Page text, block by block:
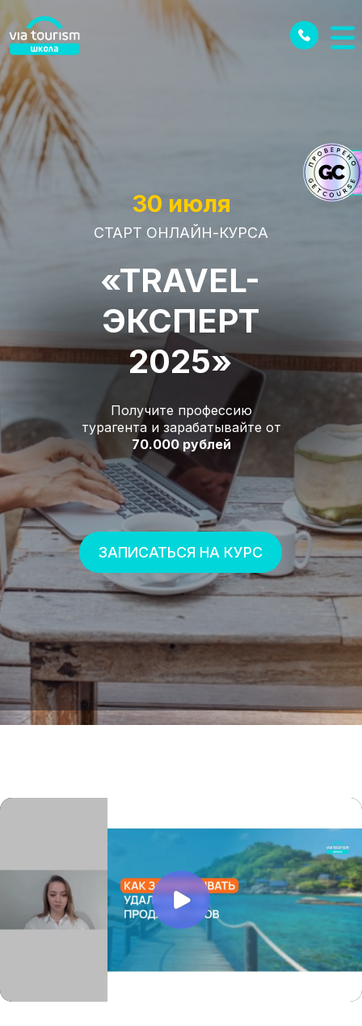
«TRAVEL-
ЭКСПЕРТ
2025»
Получите профессию
турагента и зарабатывайте от
70.000 рублей
ЗАПИСАТЬСЯ НА КУРС
СТАРТ ОНЛАЙН-КУРСА
30 июля